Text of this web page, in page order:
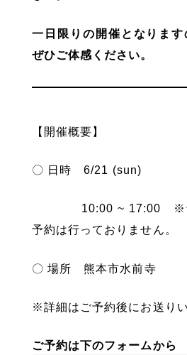
一日限りの開催となりま
ぜひご体感ください。
【開催概要】
〇 日時 6/21 (sun)
10:00 ~ 17:00 ※予
予約は行っておりません。
〇 場所 熊本市水前寺
※詳細はご予約後にお送りい
ご予約は下のフォームから